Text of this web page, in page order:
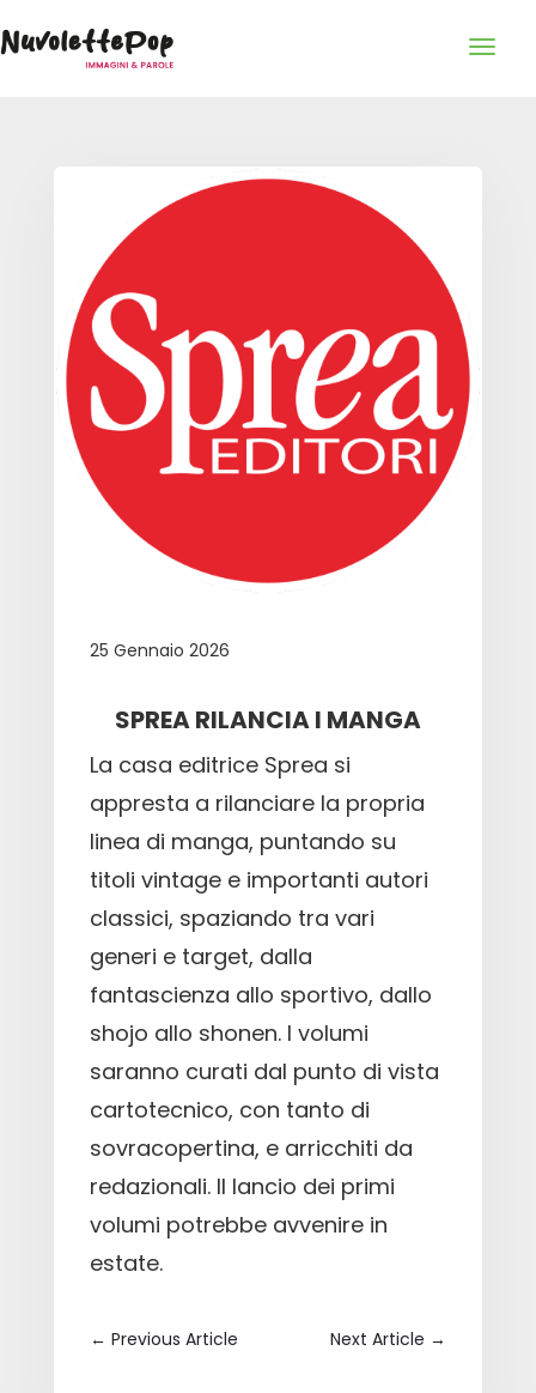
25 Gennaio 2026
SPREA RILANCIA I MANGA
La casa editrice Sprea si
appresta a rilanciare la propria
linea di manga, puntando su
titoli vintage e importanti autori
classici, spaziando tra vari
generi e target, dalla
fantascienza allo sportivo, dallo
shojo allo shonen. I volumi
saranno curati dal punto di vista
cartotecnico, con tanto di
sovracopertina, e arricchiti da
redazionali. Il lancio dei primi
volumi potrebbe avvenire in
estate.
← Previous Article Next Article →